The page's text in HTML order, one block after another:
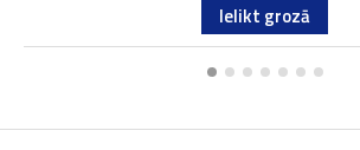
Ielikt grozā